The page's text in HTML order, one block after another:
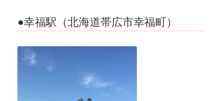
●幸福駅（北海道帯広市幸福町）